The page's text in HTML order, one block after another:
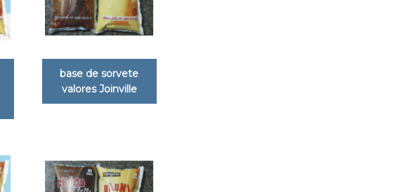
base de sorvete
valores Joinville